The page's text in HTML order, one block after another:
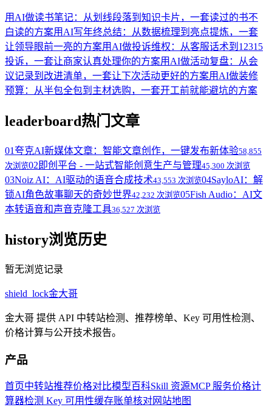
用AI做读书笔记：从划线段落到知识卡片，一套读过的书不
白读的方案用AI写年终总结：从数据梳理到亮点提炼，一套
让领导眼前一亮的方案用AI做投诉维权：从客服话术到12315
投诉，一套让商家认真处理你的方案用AI做活动复盘：从会
议记录到改进清单，一套让下次活动更好的方案用AI做装修
预算：从半包全包到主材选购，一套开工前就能避坑的方案
leaderboard热门文章
01夸克AI新媒体文章：智能文章创作，一键发布新体验58,855
次浏览02 即创平台 - 一站式智能创意生产与管理45,300 次浏览
03Noiz AI：AI驱动的语音合成技术43,553 次浏览04SayloAI：解
锁AI角色故事聊天的奇妙世界42,232 次浏览05Fish Audio：AI文
本转语音和声音克隆工具36,527 次浏览
history浏览历史
暂无浏览记录
shield_lock金大哥
金大哥 提供 API 中转站检测、推荐榜单、Key 可用性检测、
价格计算与公开技术报告。
产品
首页中转站推荐价格对比模型百科Skill 资源MCP 服务价格计
算器检测 Key 可用性缓存账单核对网站地图